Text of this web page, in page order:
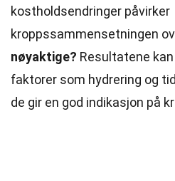
kostholdsendringer påvirker
kroppssammensetningen
nøyaktige? Resultatene
faktorer som hydrering og
de gir en god indikasjon på